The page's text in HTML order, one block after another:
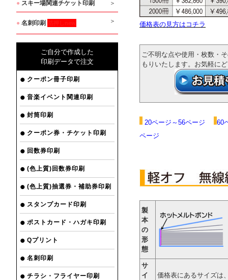
● スキー場関連チケット印刷
● 名刺印刷
ご自分で作成した
印刷データで注文
クーポン冊子印刷
音楽イベント関連印刷
封筒印刷
クーポン券・チケット印刷
回数券印刷
(色上質)回数券印刷
(色上質)抽選券・補助券印刷
スタンプカード印刷
ポストカード・ハガキ印刷
Qプリント
名刺印刷
チラシ・フライヤー印刷
価格表の見方はコチラ
ご不明な点や使用・枚数・
もりいたします。お気軽に
20ページ～56ページ
60
ページ
製
本
の
形
態
サ
イ
価格表にあるサイズは